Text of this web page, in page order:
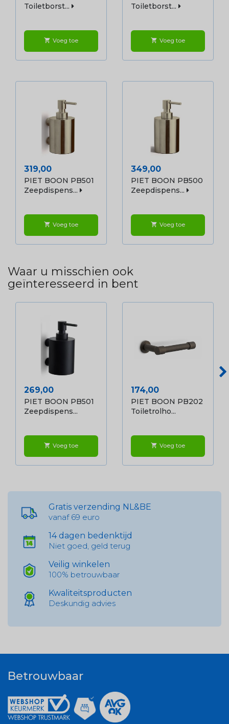
Toiletborst...
shopping_cart Voeg toe
Toiletborst...
shopping_cart Voeg toe
Prijs
319,00
PIET BOON PB501
Zeepdispens...
shopping_cart Voeg toe
Prijs
349,00
PIET BOON PB500
Zeepdispens...
shopping_cart Voeg toe
Waar u misschien ook
geïnteresseerd in bent
Prijs
269,00
PIET BOON PB501
Zeepdispens...
shopping_cart Voeg toe
Prijs
174,00
PIET BOON PB202
Toiletrolho...
shopping_cart Voeg toe
Gratis verzending NL&BE
vanaf 69 euro
14 dagen bedenktijd
Niet goed, geld terug
Veilig winkelen
100% betrouwbaar
Kwaliteitsproducten
Deskundig advies
Betrouwbaar